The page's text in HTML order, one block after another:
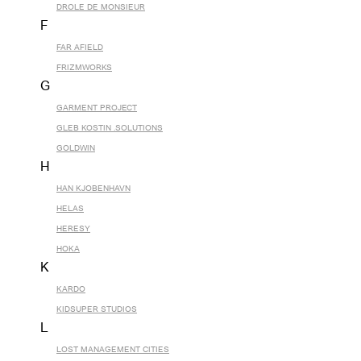
DROLE DE MONSIEUR
F
FAR AFIELD
FRIZMWORKS
G
GARMENT PROJECT
GLEB KOSTIN .SOLUTIONS
GOLDWIN
H
HAN KJOBENHAVN
HELAS
HERESY
HOKA
K
KARDO
KIDSUPER STUDIOS
L
LOST MANAGEMENT CITIES